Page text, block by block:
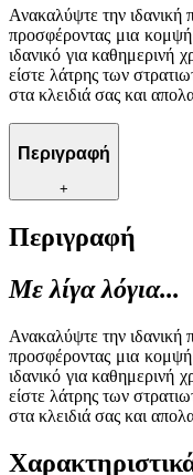
Ανακαλύψτε την
προσφέροντας μια
ιδανικό για καθημερινή
είστε λάτρης των
στα κλειδιά σας και
Περιγραφή
+
Περιγραφή
Με λίγα λόγια...
Ανακαλύψτε την
προσφέροντας μια
ιδανικό για καθημερινή
είστε λάτρης των
στα κλειδιά σας και